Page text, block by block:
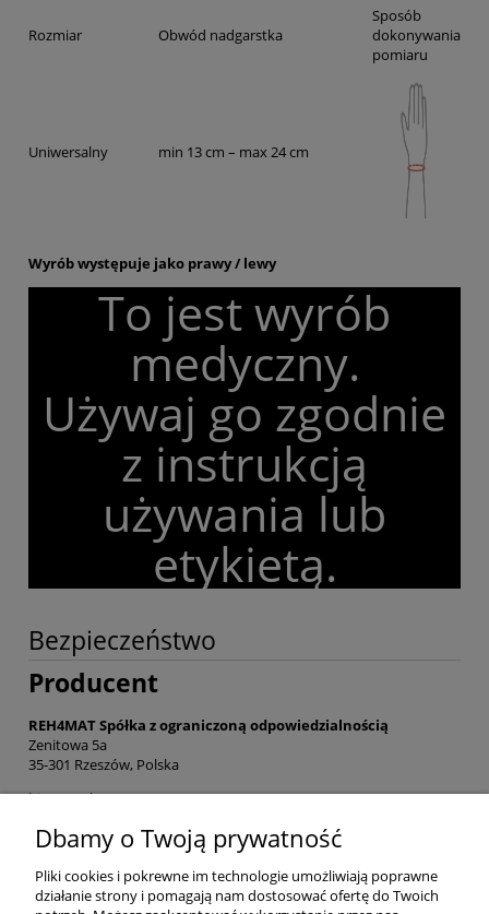
Rozmiar Obwód nadgarstka
Sposób
dokonywania
pomiaru
Uniwersalny min 13 cm – max 24 cm
Wyrób występuje jako prawy / lewy
To jest wyrób
medyczny.
Używaj go zgodnie
z instrukcją
używania lub
etykietą.
Bezpieczeństwo
Producent
REH4MAT Spółka z ograniczoną odpowiedzialnością
Zenitowa 5a
35-301 Rzeszów, Polska
biuro@reh4mat.com
Zgłoś problem z bezpieczeństwem produktu
Dbamy o Twoją prywatność
Pliki cookies i pokrewne im technologie umożliwiają poprawne
działanie strony i pomagają nam dostosować ofertę do Twoich